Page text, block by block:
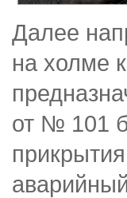
Далее
на холме
от № 101